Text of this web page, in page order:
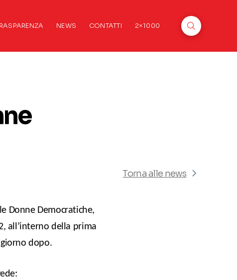
NEWS CONTATTI 2×1000
Torna alle news
Donne Democratiche,
all’interno della prima
dopo.